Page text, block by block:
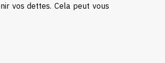
vos dettes. Cela peut vous